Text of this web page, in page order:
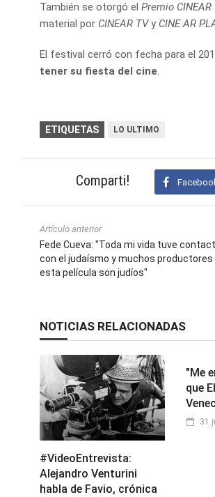
También se otorgó el Premio CINEAR
material por CINEAR TVy CINE AR
El festival cerró con fecha para el
tener su fiesta del cine.
ETIQUETAS LO ULTIMO
Comparti!
Artículo anterior
Fede Cueva: "Toda mi vida tuve
con el judaísmo y muchos productores
esta película son judíos"
NOTICIAS RELACIONADAS
#VideoEntrevista:
Alejandro Venturini
habla de Favio, crónica
"Me
que
31